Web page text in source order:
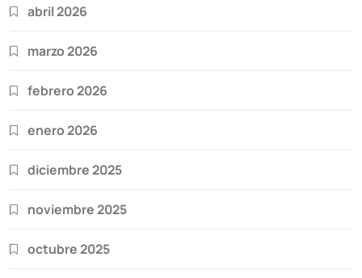
abril 2026
marzo 2026
febrero 2026
enero 2026
diciembre 2025
noviembre 2025
octubre 2025